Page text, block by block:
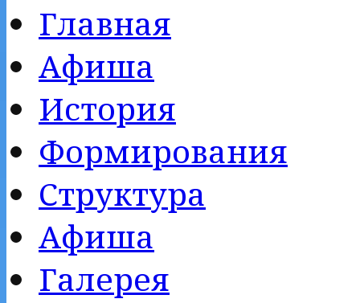
Главная
Афиша
История
Формирования
Структура
Афиша
Галерея